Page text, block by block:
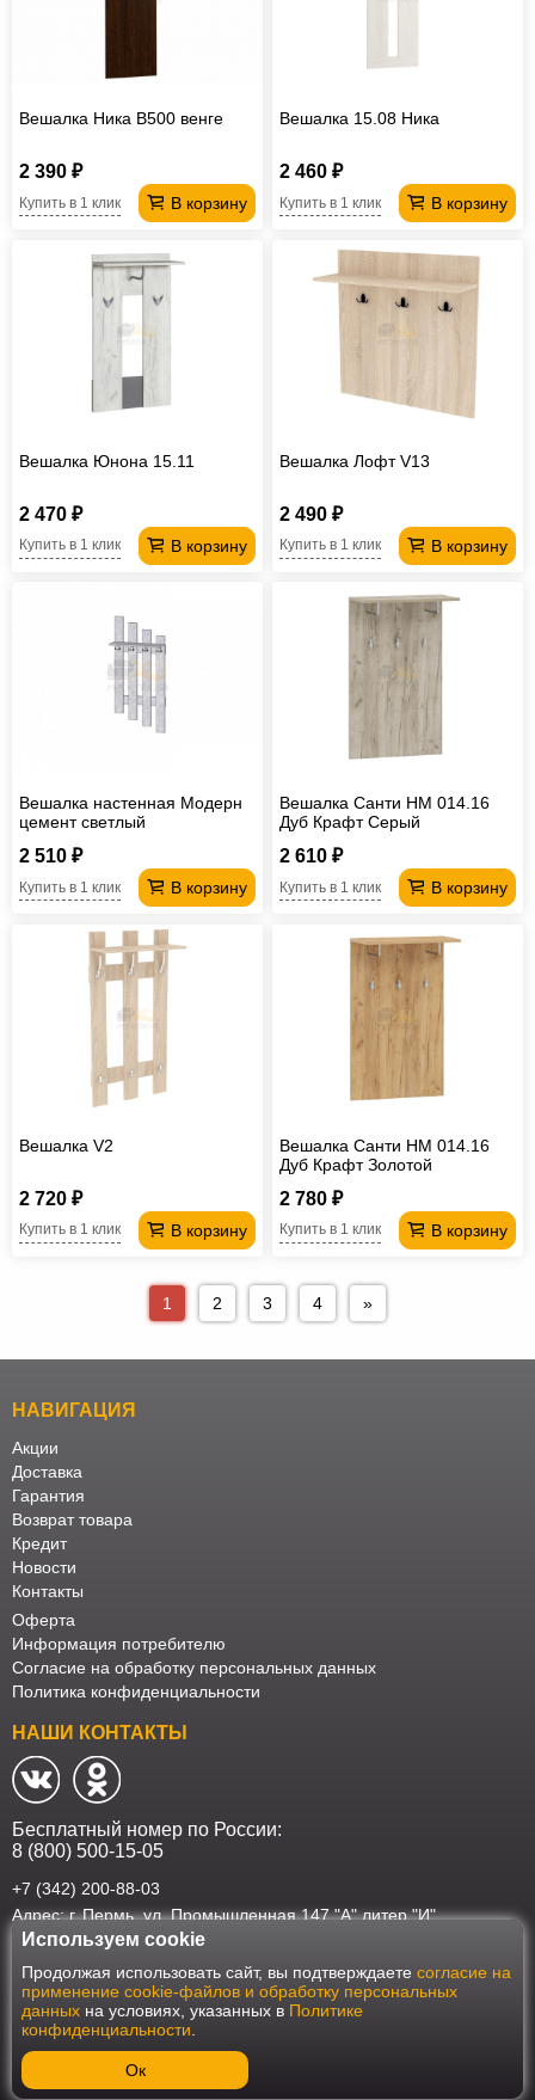
Вешалка Ника В500 венге
2 390 ₽
В корзину
Купить в 1 клик
Вешалка 15.08 Ника
2 460 ₽
В корзину
Купить в 1 клик
Вешалка Юнона 15.11
2 470 ₽
В корзину
Купить в 1 клик
Вешалка Лофт V13
2 490 ₽
В корзину
Купить в 1 клик
Вешалка настенная Модерн
цемент светлый
2 510 ₽
В корзину
Купить в 1 клик
Вешалка Санти НМ 014.16
Дуб Крафт Серый
2 610 ₽
В корзину
Купить в 1 клик
Вешалка V2
2 720 ₽
В корзину
Купить в 1 клик
Вешалка Санти НМ 014.16
Дуб Крафт Золотой
2 780 ₽
В корзину
Купить в 1 клик
1 2 3 4 »
НАВИГАЦИЯ
Акции
Доставка
Гарантия
Возврат товара
Кредит
Новости
Контакты
Оферта
Информация потребителю
Согласие на обработку персональных данных
Политика конфиденциальности
НАШИ КОНТАКТЫ
Бесплатный номер по России:
8 (800) 500-15-05
+7 (342) 200-88-03
Адрес: г. Пермь, ул. Промышленная 147 "А" литер "И"
Наш интернет-магазин работает в соответствии с требованиями
Федерального закона от 27 июля 2006 года №152-ФЗ "О персональных
данных". Оформить заказ на сайте Мебеласка возможно только при
наличии согласия на обработку Ваших персональных данных. Для
улучшения работы сайта и его взаимодействия с пользователями мы
используем файлы cookie. Продолжая пользоваться сайтом, вы
соглашаетесь с использованием cookie.
Используем cookie
Продолжая использовать сайт, вы подтверждаете согласие на
применение cookie-файлов и обработку персональных
данных на условиях, указанных в Политике
конфиденциальности
Ок